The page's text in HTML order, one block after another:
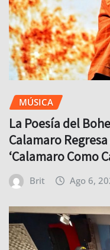
MÚSICA
La Poesía del
Calamaro
‘Calamaro Como
Brit Ago 6,